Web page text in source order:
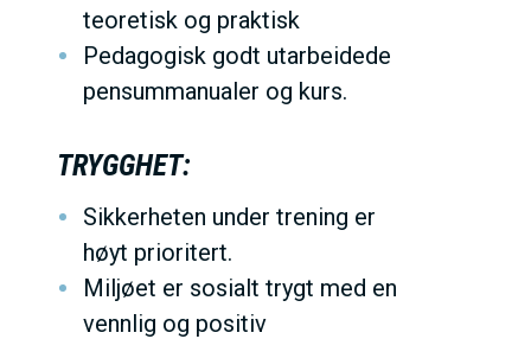
teoretisk og praktisk
Pedagogisk godt utarbeidede
pensummanualer og kurs.
TRYGGHET:
Sikkerheten under trening er
høyt prioritert.
Miljøet er sosialt trygt med en
vennlig og positiv